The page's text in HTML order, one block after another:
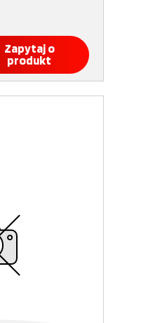
Zapytaj o
produkt